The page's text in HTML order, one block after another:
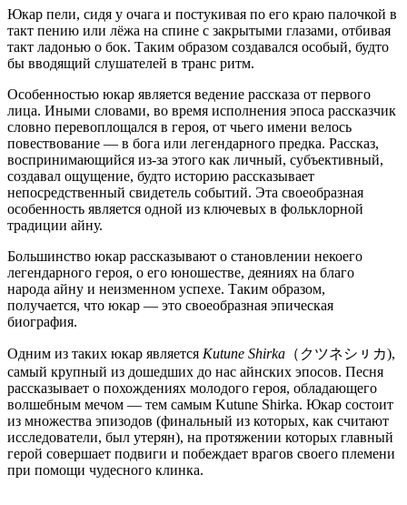
Юкар пели, сидя у очага и постукивая по его краю палочкой в
такт пению или лёжа на спине с закрытыми глазами, отбивая
такт ладонью о бок. Таким образом создавался особый, будто
бы вводящий слушателей в транс ритм.
Особенностью юкар является ведение рассказа от первого
лица. Иными словами, во время исполнения эпоса рассказчик
словно перевоплощался в героя, от чьего имени велось
повествование — в бога или легендарного предка. Рассказ,
воспринимающийся из-за этого как личный, субъективный,
создавал ощущение, будто историю рассказывает
непосредственный свидетель событий. Эта своеобразная
особенность является одной из ключевых в фольклорной
традиции айну.
Большинство юкар рассказывают о становлении некоего
легендарного героя, о его юношестве, деяниях на благо
народа айну и неизменном успехе. Таким образом,
получается, что юкар — это своеобразная эпическая
биография.
Одним из таких юкар является Kutune Shirka （クツネシㇼカ),
самый крупный из дошедших до нас айнских эпосов. Песня
рассказывает о похождениях молодого героя, обладающего
волшебным мечом — тем самым Kutune Shirka. Юкар состоит
из множества эпизодов (финальный из которых, как считают
исследователи, был утерян), на протяжении которых главный
герой совершает подвиги и побеждает врагов своего племени
при помощи чудесного клинка.